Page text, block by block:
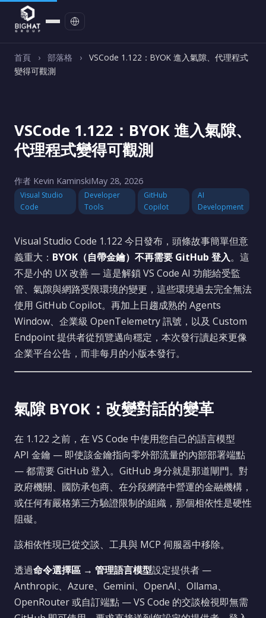
首頁 › 部落格 ›
VSCode 1.122：BYOK 進入氣隙、代理程式
變得可觀測
VSCode 1.122：BYOK 進入氣隙、
代理程式變得可觀測
作者 Kevin KaminskiMay 28, 2026
Visual Studio
Code
Developer
Tools
GitHub
Copilot
AI
Development
Visual Studio Code 1.122 今日發布，頭條故事簡單但意
義重大： BYOK（自帶金鑰）不再需要 GitHub 登入。這
不是小的 UX 改善 — 這是解鎖 VS Code AI 功能給受監
管、氣隙與網路受限環境的變更，這些環境過去完全無法
使用 GitHub Copilot。再加上日趨成熟的 Agents
Window、企業級 OpenTelemetry 訊號，以及 Custom
Endpoint 提供者從預覽邁向穩定，本次發行讀起來更像
企業平台公告，而非每月的小版本發行。
氣隙 BYOK：改變對話的變革
在 1.122 之前，在 VS Code 中使用您自己的語言模型
API 金鑰 — 即使該金鑰指向零外部流量的內部部署端點
— 都需要 GitHub 登入。GitHub 身分就是那道閘門。對
政府機關、國防承包商、在分段網路中營運的金融機構，
或任何有嚴格第三方驗證限制的組織，那個相依性是硬性
阻礙。
該相依性現已從交談、工具與 MCP 伺服器中移除。
透過命令選擇區 → 管理語言模型設定提供者 —
Anthropic、Azure、Gemini、OpenAI、Ollama、
OpenRouter 或自訂端點 — VS Code 的交談檢視即無需